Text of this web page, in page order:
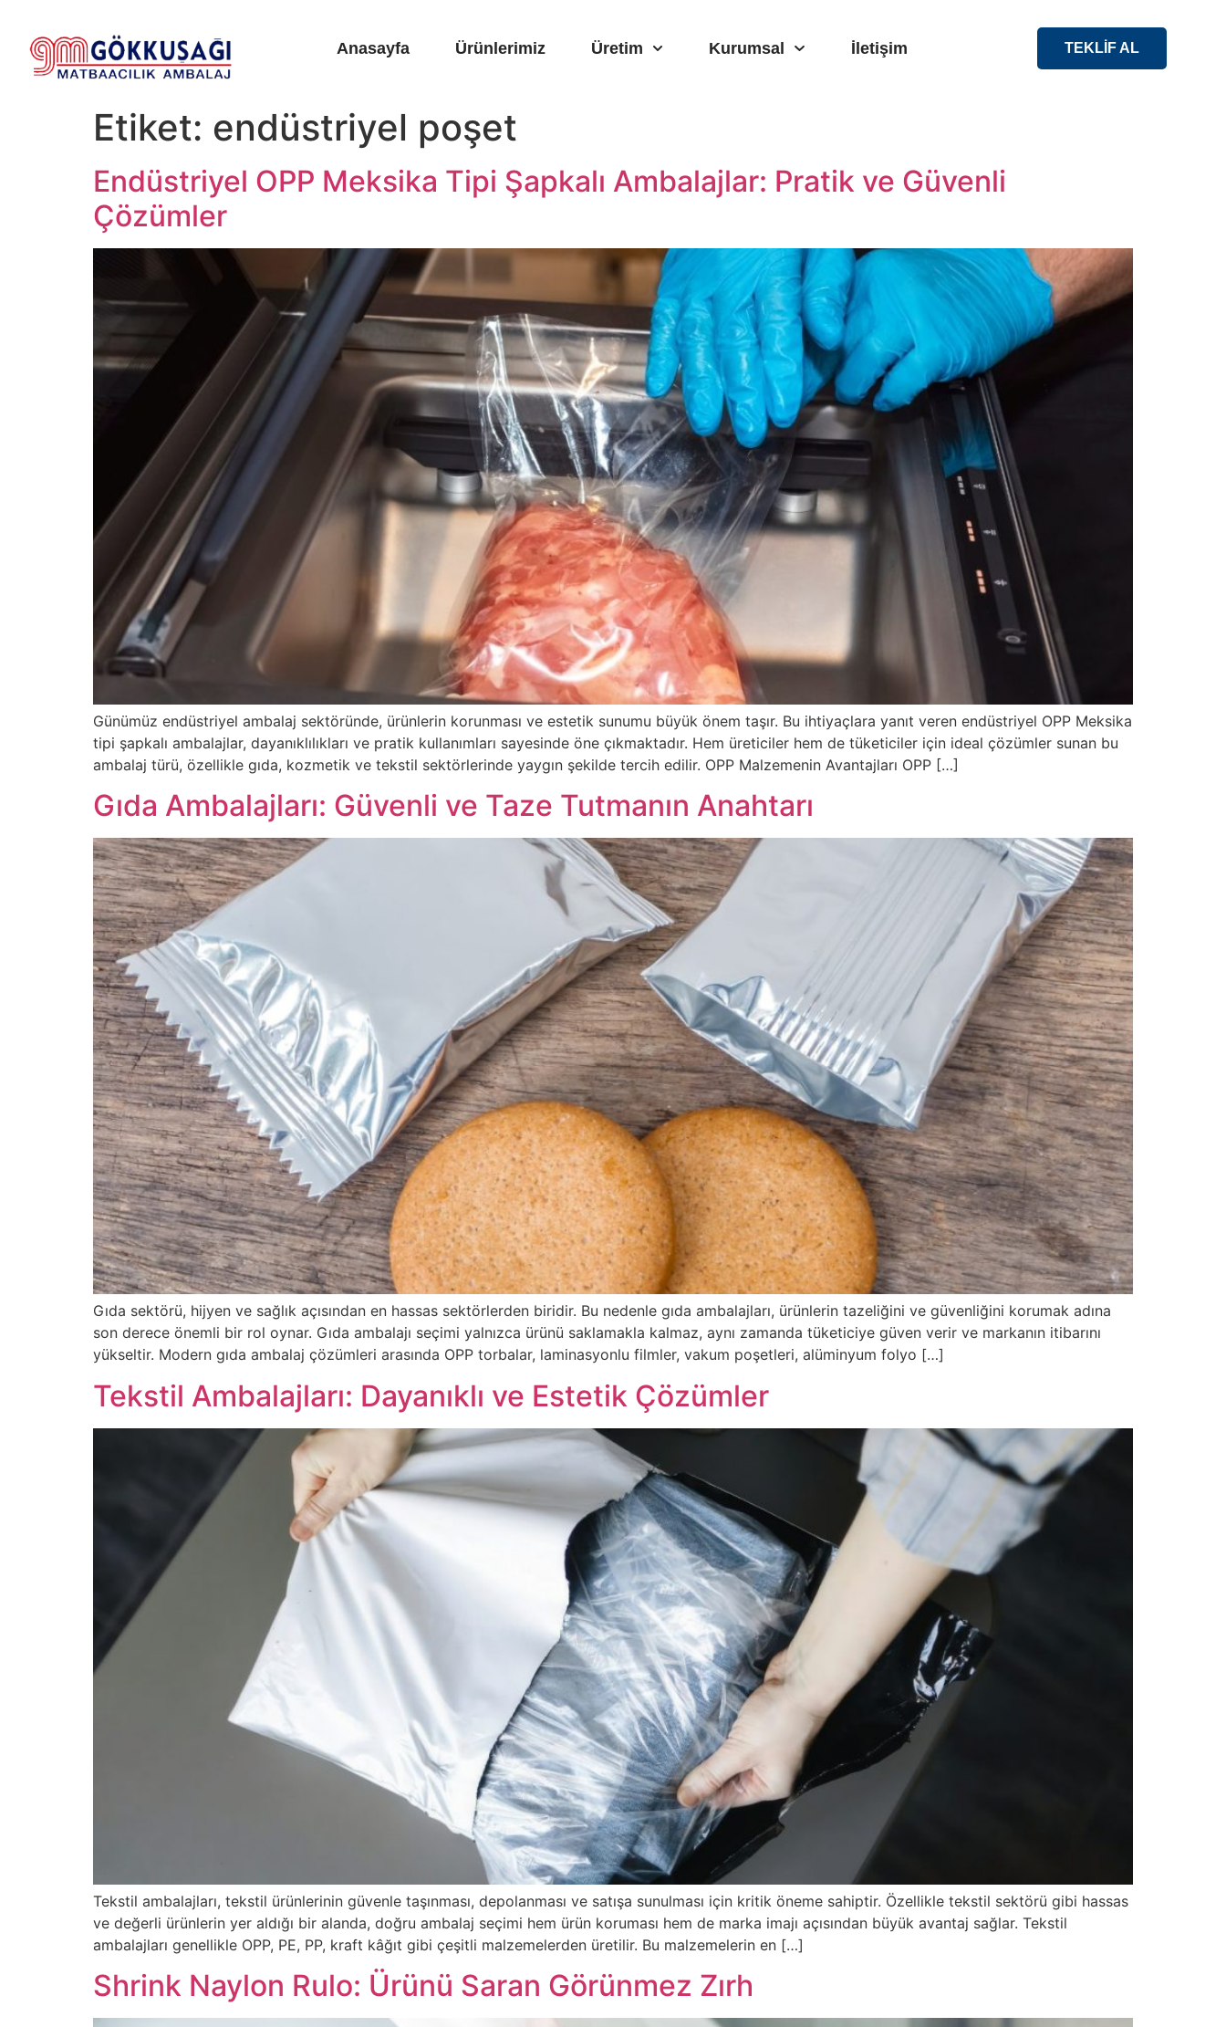
Anasayfa Ürünlerimiz Üretim Kurumsal İletişim TEKLİF AL
Etiket: endüstriyel poşet
Endüstriyel OPP Meksika Tipi Şapkalı Ambalajlar: Pratik ve Güvenli
Çözümler
Günümüz endüstriyel ambalaj sektöründe, ürünlerin korunması ve estetik sunumu büyük önem taşır. Bu ihtiyaçlara yanıt veren endüstriyel OPP Meksika
tipi şapkalı ambalajlar, dayanıklılıkları ve pratik kullanımları sayesinde öne çıkmaktadır. Hem üreticiler hem de tüketiciler için ideal çözümler sunan bu
ambalaj türü, özellikle gıda, kozmetik ve tekstil sektörlerinde yaygın şekilde tercih edilir. OPP Malzemenin Avantajları OPP […]
Gıda Ambalajları: Güvenli ve Taze Tutmanın Anahtarı
Gıda sektörü, hijyen ve sağlık açısından en hassas sektörlerden biridir. Bu nedenle gıda ambalajları, ürünlerin tazeliğini ve güvenliğini korumak adına
son derece önemli bir rol oynar. Gıda ambalajı seçimi yalnızca ürünü saklamakla kalmaz, aynı zamanda tüketiciye güven verir ve markanın itibarını
yükseltir. Modern gıda ambalaj çözümleri arasında OPP torbalar, laminasyonlu filmler, vakum poşetleri, alüminyum folyo […]
Tekstil Ambalajları: Dayanıklı ve Estetik Çözümler
Tekstil ambalajları, tekstil ürünlerinin güvenle taşınması, depolanması ve satışa sunulması için kritik öneme sahiptir. Özellikle tekstil sektörü gibi hassas
ve değerli ürünlerin yer aldığı bir alanda, doğru ambalaj seçimi hem ürün koruması hem de marka imajı açısından büyük avantaj sağlar. Tekstil
ambalajları genellikle OPP, PE, PP, kraft kâğıt gibi çeşitli malzemelerden üretilir. Bu malzemelerin en […]
Shrink Naylon Rulo: Ürünü Saran Görünmez Zırh